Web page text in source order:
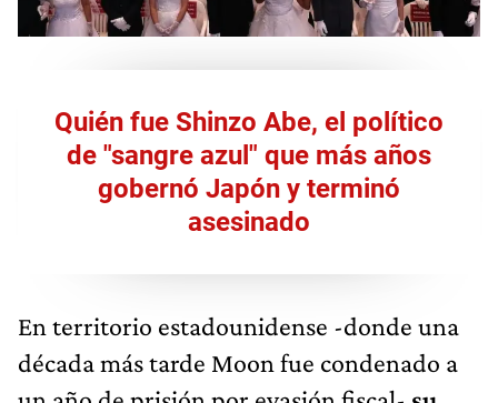
Quién fue Shinzo Abe, el político
de "sangre azul" que más años
gobernó Japón y terminó
asesinado
En territorio estadounidense -donde una
década más tarde Moon fue condenado a